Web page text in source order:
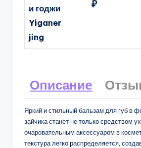
и годжи
Yiganer
jing
₽
Описание
Яркий и стильный бальзам для губ в
зайчика станет не только средством
очаровательным аксессуаром в
текстура легко распределяется,